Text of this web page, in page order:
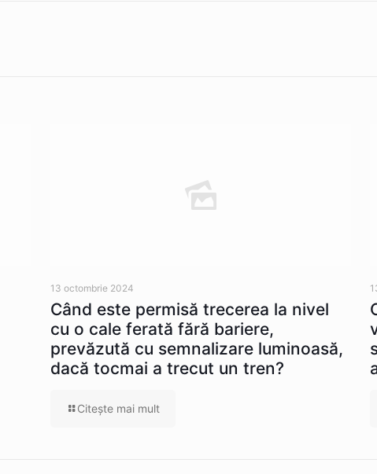
13 octombrie 2024
Când este permisă trecerea la nivel
cu o cale ferată fără bariere,
prevăzută cu semnalizare luminoasă,
dacă tocmai a trecut un tren?
Citeşte mai mult